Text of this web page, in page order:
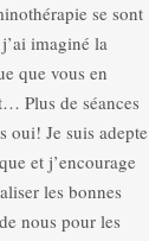
se sont
imaginé la
que vous en
Plus de séances
oui! Je suis adepte
et j’encourage
les bonnes
nous pour les